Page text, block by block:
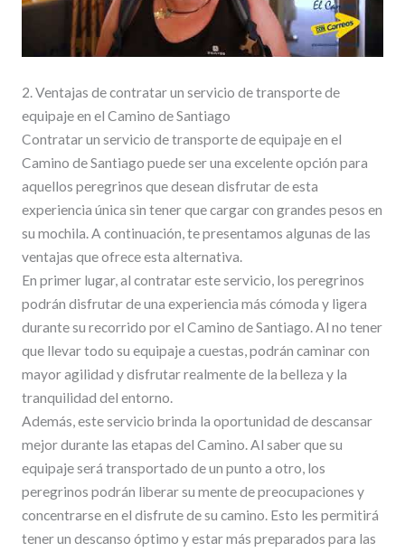
2. Ventajas de contratar un servicio de transporte de
equipaje en el Camino de Santiago
Contratar un servicio de transporte de equipaje en el
Camino de Santiago puede ser una excelente opción para
aquellos peregrinos que desean disfrutar de esta
experiencia única sin tener que cargar con grandes pesos en
su mochila. A continuación, te presentamos algunas de las
ventajas que ofrece esta alternativa.
En primer lugar, al contratar este servicio, los peregrinos
podrán disfrutar de una experiencia más cómoda y ligera
durante su recorrido por el Camino de Santiago. Al no tener
que llevar todo su equipaje a cuestas, podrán caminar con
mayor agilidad y disfrutar realmente de la belleza y la
tranquilidad del entorno.
Además, este servicio brinda la oportunidad de descansar
mejor durante las etapas del Camino. Al saber que su
equipaje será transportado de un punto a otro, los
peregrinos podrán liberar su mente de preocupaciones y
concentrarse en el disfrute de su camino. Esto les permitirá
tener un descanso óptimo y estar más preparados para las